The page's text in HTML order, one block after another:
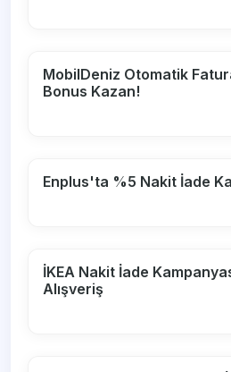
MobilDeniz Otomatik
Bonus Kazan!
Enplus'ta %5 Nakit İade
İKEA Nakit İade
Alışveriş